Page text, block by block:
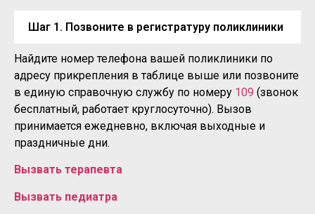
Шаг 1. Позвоните в регистратуру поликлиники
Найдите номер телефона вашей поликлиники по
адресу прикрепления в таблице выше или позвоните
в единую справочную службу по номеру 109 (звонок
бесплатный, работает круглосуточно). Вызов
принимается ежедневно, включая выходные и
праздничные дни.
Вызвать терапевта
Вызвать педиатра